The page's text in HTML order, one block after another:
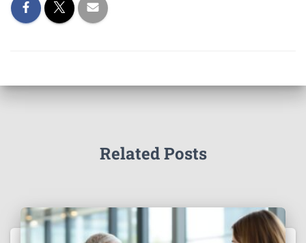
Related Posts